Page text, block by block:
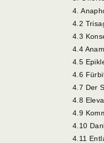
4.2
4.3
4.4
4.5
4.6
4.7 Der
4.8
4.9
4.11